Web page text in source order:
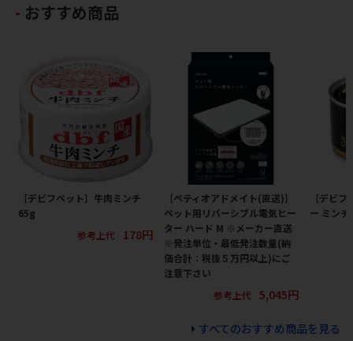
おすすめ商品
［デビフペット］牛肉ミンチ
65g
参考上代
178円
［ペティオアドメイト(直送)］
ペット用リバーシブル電気ヒー
ター ハード M ※メーカー直送
※発注単位・最低発注数量(納
価合計：税抜５万円以上)にご
注意下さい
参考上代
5,045円
［デビ
ー ミン
すべてのおすすめ商品を見る